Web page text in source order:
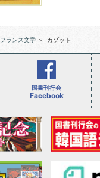
フランス文学 ＞ カゾット
国書刊行会
Facebook